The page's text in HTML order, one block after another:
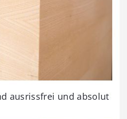
ausrissfrei und absolut